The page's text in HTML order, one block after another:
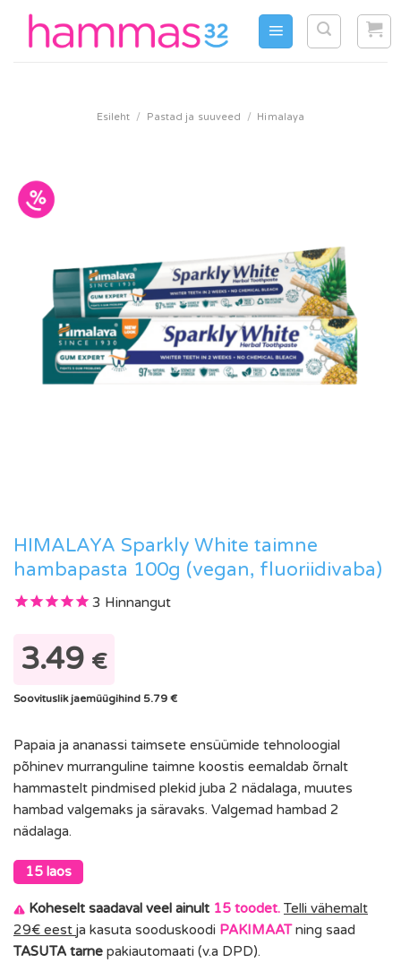
content
Esileht / Pastad ja suuveed / Himalaya
HIMALAYA Sparkly White taimne
hambapasta 100g (vegan, fluoriidivaba)
3 Hinnangut
3.49 €
Soovituslik jaemüügihind 5.79 €
Papaia ja ananassi taimsete ensüümide tehnoloogial
põhinev murranguline taimne koostis eemaldab õrnalt
hammastelt pindmised plekid juba 2 nädalaga, muutes
hambad valgemaks ja säravaks. Valgemad hambad 2
nädalaga.
15 laos
Koheselt saadaval veel ainult 15 toodet. Telli vähemalt
29€ eest ja kasuta sooduskoodi PAKIMAATning saad
TASUTA tarne pakiautomaati (v.a DPD).